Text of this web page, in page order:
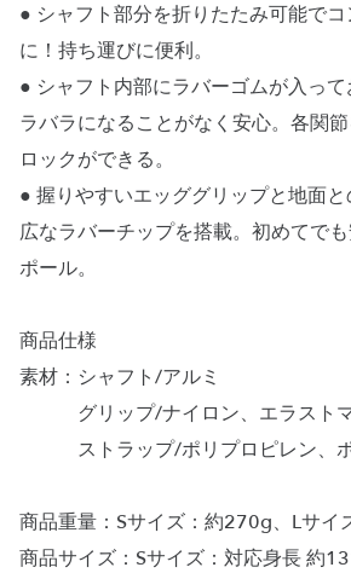
● シャフト部分を折りたたみ可能で
に！持ち運びに便利。
● シャフト内部にラバーゴムが入っ
ラバラになることがなく安心。各関
ロックができる。
● 握りやすいエッググリップと地面
広なラバーチップを搭載。初めてで
ポール。
商品仕様
素材：シャフト/アルミ
グリップ/ナイロン、エラスト
ストラップ/ポリプロピレン、ポ
商品重量：Sサイズ：約270g、Lサイ
商品サイズ：Sサイズ：対応身長 約